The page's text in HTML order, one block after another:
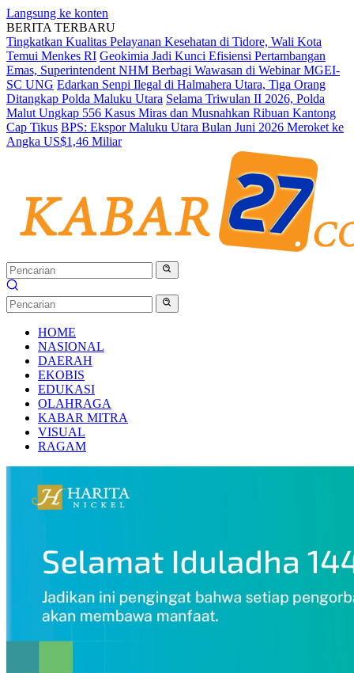
Langsung ke konten
BERITA TERBARU
Tingkatkan Kualitas Pelayanan Kesehatan di Tidore, Wali Kota
Temui Menkes RI Geokimia Jadi Kunci Efisiensi Pertambangan
Emas, Superintendent NHM Berbagi Wawasan di Webinar MGEI-
SC UNG Edarkan Senpi Ilegal di Halmahera Utara, Tiga Orang
Ditangkap Polda Maluku Utara Selama Triwulan II 2026, Polda
Malut Ungkap 556 Kasus Miras dan Musnahkan Ribuan Kantong
Cap Tikus BPS: Ekspor Maluku Utara Bulan Juni 2026 Meroket ke
Angka US$1,46 Miliar
HOME
NASIONAL
DAERAH
EKOBIS
EDUKASI
OLAHRAGA
KABAR MITRA
VISUAL
RAGAM